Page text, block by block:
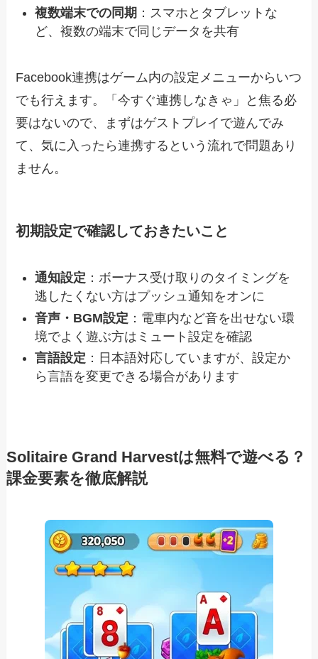
複数端末での同期 ：スマホとタブレットな
ど、複数の端末で同じデータを共有
Facebook連携はゲーム内の設定メニューからいつ
でも行えます。「今すぐ連携しなきゃ」と焦る必
要はないので、まずはゲストプレイで遊んでみ
て、気に入ったら連携するという流れで問題あり
ません。
初期設定で確認しておきたいこと
通知設定 ：ボーナス受け取りのタイミングを
逃したくない方はプッシュ通知をオンに
音声・BGM設定 ：電車内など音を出せない環
境でよく遊ぶ方はミュート設定を確認
言語設定 ：日本語対応していますが、設定か
ら言語を変更できる場合があります
Solitaire Grand Harvestは無料で遊べる？
課金要素を徹底解説